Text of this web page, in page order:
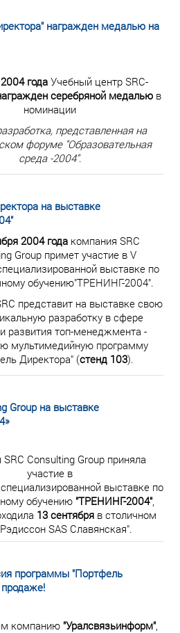
награжден медалью на
года Учебный центр SRC-
серебряной медальюв
номинации
представленная на
форуме "Образовательная
среда -2004".
на выставке
2004 годакомпания SRC
Group примет участие в V
выставке по
обучению"ТРЕНИНГ-2004".
представит на выставке свою
разработку в сфере
развития топ-менеджмента -
мультимедийную программу
Директора" (стенд 103).
Group на выставке
Consulting Group приняла
участие в
выставке по
обучению "ТРЕНИНГ-2004",
13 сентябряв столичном
SAS Славянская".
программы "Портфель
компанию "Уралсвязьинформ",